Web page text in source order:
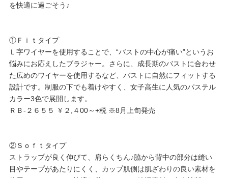
よくあるご質問
を快適に過ごそう♪
①Ｆｉｔタイプ
Ｌ字ワイヤーを使用することで、“バストの中心が痛い”というお
悩みにお応えしたブラジャー。さらに、成長期のバストに合わせ
た広めのワイヤーを使用するなど、バストに自然にフィットする
設計です。制服の下でも着けやすく、女子高生に人気のパステル
カラー3色で展開します。
ＲＢ-２６５５ ￥２,４00～+税 ※8月上旬発売
②Ｓｏｆｔタイプ
ストラップが良く伸びて、肩らくちん♪脇から背中の部分は縫い
目やテープがあたりにくく、カップ肌側は肌ざわりの良い素材を